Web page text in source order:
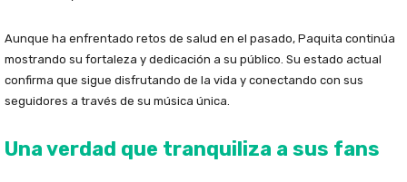
Aunque ha enfrentado retos de salud en el pasado, Paquita continúa
mostrando su fortaleza y dedicación a su público. Su estado actual
confirma que sigue disfrutando de la vida y conectando con sus
seguidores a través de su música única.
Una verdad que tranquiliza a sus fans